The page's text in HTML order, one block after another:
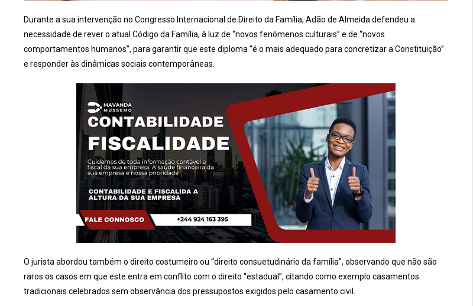
Durante a sua intervenção no Congresso Internacional de Direito da Família, Adão de Almeida defendeu a
necessidade de rever o atual Código da Família, à luz de “novos fenómenos culturais” e de “novos
comportamentos humanos”, para garantir que este diploma “é o mais adequado para concretizar a Constituição”
e responder às dinâmicas sociais contemporâneas.
O jurista abordou também o direito costumeiro ou “direito consuetudinário da família”, observando que não são
raros os casos em que este entra em conflito com o direito “estadual”, citando como exemplo casamentos
tradicionais celebrados sem observância dos pressupostos exigidos pelo casamento civil.